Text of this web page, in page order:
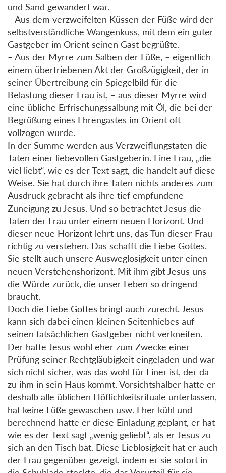
und Sand gewandert war.
– Aus dem verzweifelten Küssen der Füße wird der
selbstverständliche Wangenkuss, mit dem ein guter
Gastgeber im Orient seinen Gast begrüßte.
– Aus der Myrre zum Salben der Füße, – eigentlich
einem übertriebenen Akt der Großzügigkeit, der in
seiner Übertreibung ein Spiegelbild für die
Belastung dieser Frau ist, – aus dieser Myrre wird
eine übliche Erfrischungssalbung mit Öl, die bei der
Begrüßung eines Ehrengastes im Orient oft
vollzogen wurde.
In der Summe werden aus Verzweiflungstaten die
Taten einer liebevollen Gastgeberin. Eine Frau, „die
viel liebt“, wie es der Text sagt, die handelt auf diese
Weise. Sie hat durch ihre Taten nichts anderes zum
Ausdruck gebracht als ihre tief empfundene
Zuneigung zu Jesus. Und so betrachtet Jesus die
Taten der Frau unter einem neuen Horizont. Und
dieser neue Horizont lehrt uns, das Tun dieser Frau
richtig zu verstehen. Das schafft die Liebe Gottes.
Sie stellt auch unsere Ausweglosigkeit unter einen
neuen Verstehenshorizont. Mit ihm gibt Jesus uns
die Würde zurück, die unser Leben so dringend
braucht.
Doch die Liebe Gottes bringt auch zurecht. Jesus
kann sich dabei einen kleinen Seitenhiebes auf
seinen tatsächlichen Gastgeber nicht verkneifen.
Der hatte Jesus wohl eher zum Zwecke einer
Prüfung seiner Rechtgläubigkeit eingeladen und war
sich nicht sicher, was das wohl für Einer ist, der da
zu ihm in sein Haus kommt. Vorsichtshalber hatte er
deshalb alle üblichen Höflichkeitsrituale unterlassen,
hat keine Füße gewaschen usw. Eher kühl und
berechnend hatte er diese Einladung geplant, er hat
wie es der Text sagt „wenig geliebt“, als er Jesus zu
sich an den Tisch bat. Diese Lieblosigkeit hat er auch
der Frau gegenüber gezeigt, indem er sie sofort in